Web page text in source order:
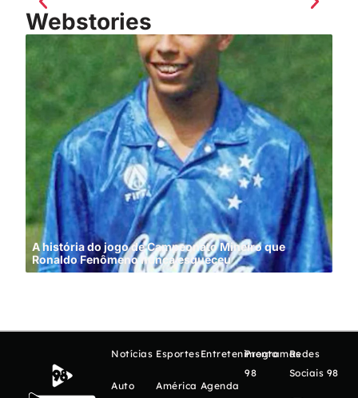
Webstories
A história do jogo de Campeonato Mineiro que
Ronaldo Fenômeno nunca esqueceu
Notícias
Auto
Esportes
América
Entretenimento
Agenda
Programas
98
Redes
Sociais 98